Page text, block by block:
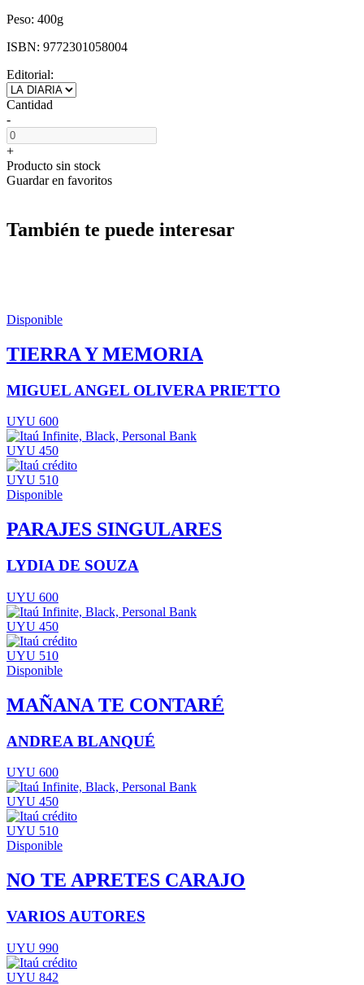
Peso: 400g
ISBN: 9772301058004
Editorial:
Cantidad
-
+
Producto sin stock
Guardar en favoritos
También te puede interesar
Disponible
TIERRA Y MEMORIA
MIGUEL ANGEL OLIVERA PRIETTO
UYU 600
UYU 450
UYU 510
Disponible
PARAJES SINGULARES
LYDIA DE SOUZA
UYU 600
UYU 450
UYU 510
Disponible
MAÑANA TE CONTARÉ
ANDREA BLANQUÉ
UYU 600
UYU 450
UYU 510
Disponible
NO TE APRETES CARAJO
VARIOS AUTORES
UYU 990
UYU 842